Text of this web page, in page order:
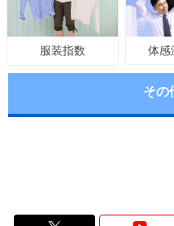
服装指数 体感
その